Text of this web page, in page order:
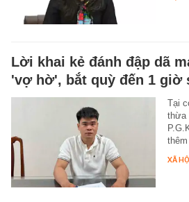
Lời khai kẻ đánh đập dã
'vợ hờ', bắt quỳ đến 1 giờ
Tại
thừa
XÃ